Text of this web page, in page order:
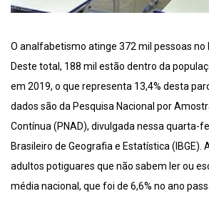
O analfabetismo atinge 372 mil pessoas no
Deste total, 188 mil estão dentro da
em 2019, o que representa 13,4% desta
dados são da Pesquisa Nacional por
Contínua (PNAD), divulgada nessa quarta-
Brasileiro de Geografia e Estatística (IBGE).
adultos potiguares que não sabem ler ou
média nacional, que foi de 6,6% no ano